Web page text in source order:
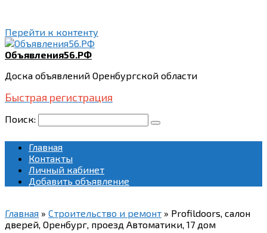
Перейти к контенту
Объявления56.РФ
Доска объявлений Оренбургской области
Быстрая регистрация
Поиск:
Главная
Контакты
Личный кабинет
Добавить объявление
Главная » Строительство и ремонт » Profildoors, салон
дверей, Оренбург, проезд Автоматики, 17 дом